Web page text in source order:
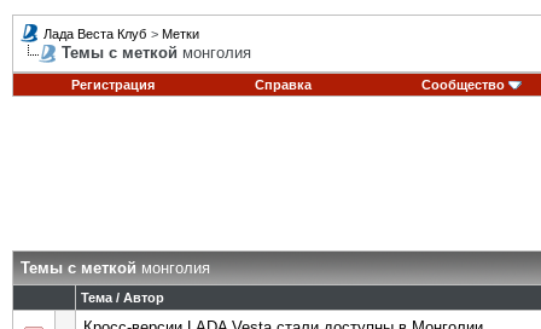
Лада Веста Клуб > Метки
Темы с меткой монголия
Регистрация Справка Сообщество
Темы с меткоймонголия
Тема / Автор